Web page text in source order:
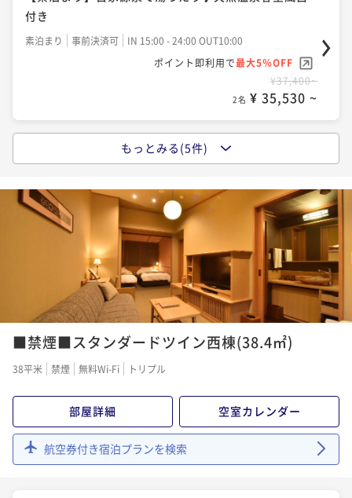
二食付き 事前決済可
IN 15:00 - 19:45 OUT11:00
2名 ¥ 101,992 ~
付き
素泊まり 事前決済可
IN 15:00 - 24:00 OUT10:00
ポイント即利用で最大5％OFF
¥37,400~
2名 ¥ 35,530 ~
【1泊朝食】遅い到着でも大丈夫★天然温泉客室風呂付
朝食付き 事前決済可
IN 15:00 - 22:00 OUT10:00
ポイント即利用で
最大5％OFF
¥46,750~
2名 ¥ 44,412 ~
【早期割50】50日前までのご予約に★
二食付き 事前決済可
IN 15:00 - 19:45 OUT12:00
2名 ¥ 53,713 ~
【早期割２８】２８日前までのご予約に★
もっとみる(5件)
■禁煙■スタンダードツイン西棟(38.4㎡)
38平米 禁煙 無料Wi-Fi トリプル
部屋詳細 空室カレンダー
航空券付き宿泊プランを検索